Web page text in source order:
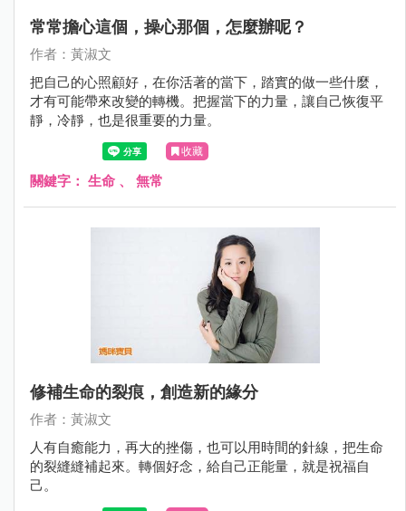
常常擔心這個，操心那個，怎麼辦呢？
作者：黃淑文
把自己的心照顧好，在你活著的當下，踏實的做一些什麼，
才有可能帶來改變的轉機。把握當下的力量，讓自己恢復平
靜，冷靜，也是很重要的力量。
收藏
關鍵字： 生命 、 無常
修補生命的裂痕，創造新的緣分
作者：黃淑文
人有自癒能力，再大的挫傷，也可以用時間的針線，把生命
的裂縫縫補起來。轉個好念，給自己正能量，就是祝福自
己。